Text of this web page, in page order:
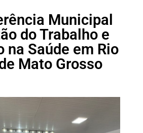
Municipal
do Trabalho e
na Saúde em Rio
Mato Grosso